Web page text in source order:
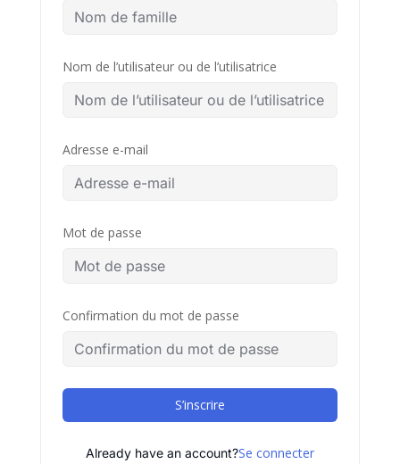
Nom de l’utilisateur ou de l’utilisatrice
Adresse e-mail
Mot de passe
Confirmation du mot de passe
S’inscrire
Already have an account?Se connecter